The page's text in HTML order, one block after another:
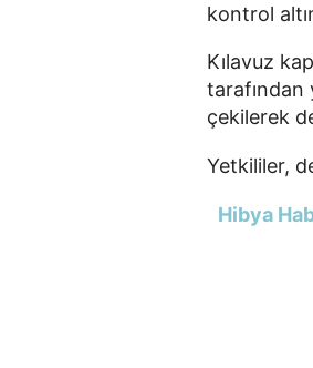
kontrol
Kılavuz
tarafından
çekilerek
Yetkililer,
Hibya